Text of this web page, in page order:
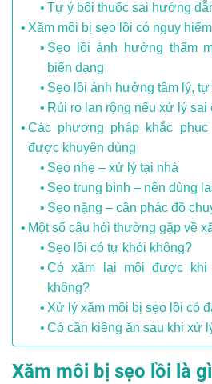
Tự ý bôi thuốc sai hướng
Xăm môi bị sẹo lồi có nguy
Sẹo lồi ảnh hưởng thẩm
biến dạng
Sẹo lồi ảnh hưởng tâm lý,
Rủi ro lan rộng nếu xử lý sai
Các phương pháp khắc
được khuyên dùng
Sẹo nhẹ – xử lý tại nhà
Sẹo trung bình – nên dùng
Sẹo nặng – cần phác đồ
Một số câu hỏi thường gặp về
Sẹo lồi có tự khỏi không?
Có xăm lại môi được
không?
Xử lý xăm môi bị sẹo lồi có
Có cần kiêng ăn sau khi xử
Xăm môi bị sẹo lồi là